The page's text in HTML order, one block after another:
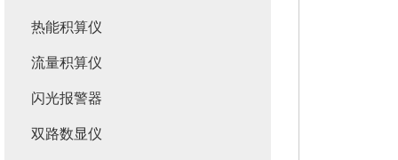
热能积算仪
流量积算仪
闪光报警器
双路数显仪